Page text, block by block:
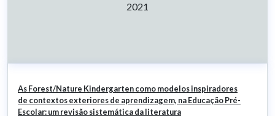
2021
As Forest/Nature Kindergarten como modelos inspiradores
de contextos exteriores de aprendizagem, na Educação Pré-
Escolar: um revisão sistemática da literatura